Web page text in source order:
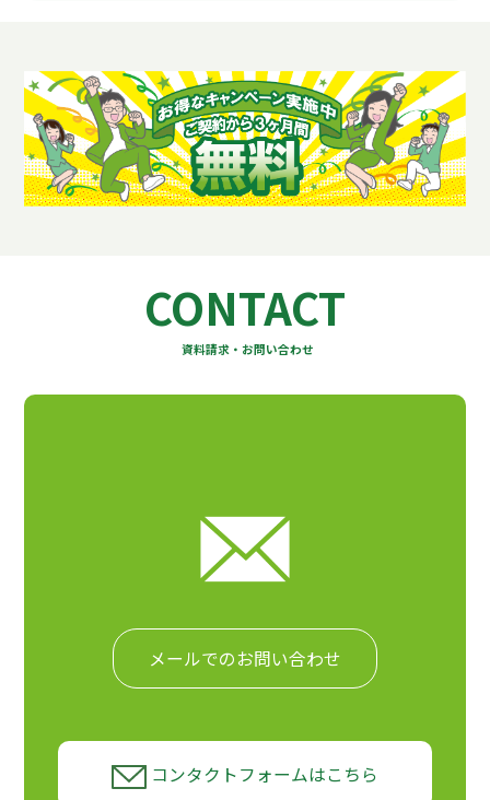
CONTACT
資料請求・お問い合わせ
メールでのお問い合わせ
コンタクトフォームはこちら